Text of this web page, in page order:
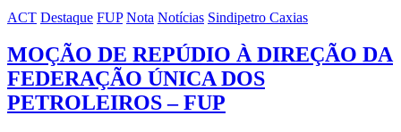
ACT Destaque FUP Nota Notícias Sindipetro Caxias
MOÇÃO DE REPÚDIO À DIREÇÃO DA
FEDERAÇÃO ÚNICA DOS
PETROLEIROS – FUP